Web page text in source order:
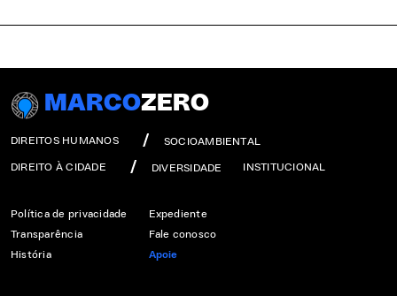
MARCOZERO
DIREITOS HUMANOS SOCIOAMBIENTAL
DIREITO À CIDADE DIVERSIDADE INSTITUCIONAL
Política de privacidade
Transparência
História
Expediente
Fale conosco
Apoie